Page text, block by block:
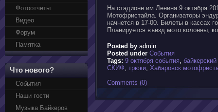
Фотоотчеты
Видео
Форум
Памятка
Что нового?
События
Наши гости
Музыка Байкеров
На стадионе им.Ленина 9 октября
Мотофристайла. Организаторы
начнется в 17-00. Билеты в кассах
Планируется въезд мото колонны,
Posted by admin
Posted under События
Tags: 9 октября события,
СКИФ, трюки, Хабаровск
Comments (0)